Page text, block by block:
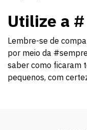
Utilize a #
Lembre-se de
por meio da
saber como ficaram
pequenos, com